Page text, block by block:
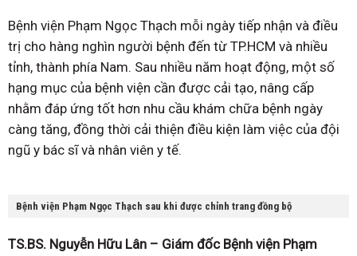
Bệnh viện Phạm Ngọc Thạch mỗi ngày tiếp nhận và điều
trị cho hàng nghìn người bệnh đến từ TP.HCM và nhiều
tỉnh, thành phía Nam. Sau nhiều năm hoạt động, một số
hạng mục của bệnh viện cần được cải tạo, nâng cấp
nhằm đáp ứng tốt hơn nhu cầu khám chữa bệnh ngày
càng tăng, đồng thời cải thiện điều kiện làm việc của đội
ngũ y bác sĩ và nhân viên y tế.
Bệnh viện Phạm Ngọc Thạch sau khi được chỉnh trang đồng bộ
TS.BS. Nguyễn Hữu Lân – Giám đốc Bệnh viện Phạm